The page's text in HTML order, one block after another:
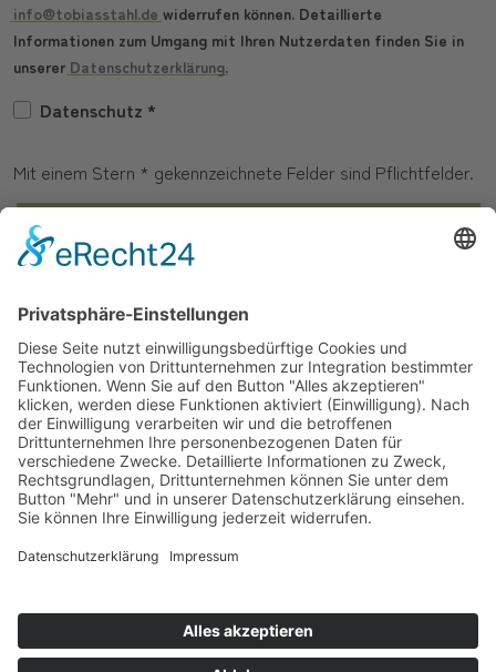
info@tobiasstahl.de widerrufen können. Detaillierte
Informationen zum Umgang mit Ihren Nutzerdaten finden Sie in
unserer Datenschutzerklärung.
Datenschutz *
Mit einem Stern * gekennzeichnete Felder sind Pflichtfelder.
Buch bestellen und Vorabausgabe erhalten
Cookie-Einst.
Impressum
Datenschutz
© 2022–2025 – Tobias Stahl, Keynote Speaker – bezahlbare,
nachhaltige Gebäude